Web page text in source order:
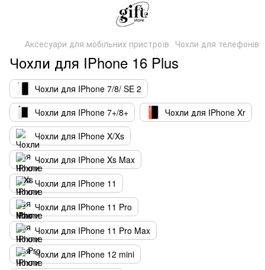
Аксесуари для мобільних пристроїв Чохли для телефонів
Чохли для IPhone 16 Plus
Чохли для IPhone 7/8/ SE 2
Чохли для IPhone 7+/8+
Чохли для IPhone Xr
Чохли для IPhone X/Xs
Чохли для IPhone Xs Max
Чохли для IPhone 11
Чохли для IPhone 11 Pro
Чохли для IPhone 11 Pro Max
Чохли для IPhone 12 mini